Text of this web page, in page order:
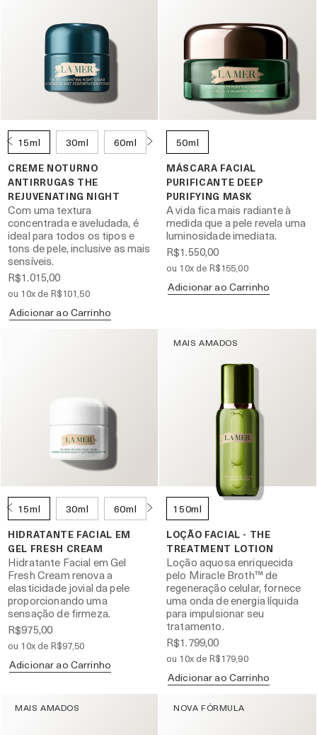
15ml 30ml 60ml
CREME NOTURNO
ANTIRRUGAS THE
REJUVENATING NIGHT
Com uma textura
concentrada e aveludada, é
ideal para todos os tipos e
tons de pele, inclusive as mais
sensíveis.
R$1.015,00
ou 10x de R$101,50
Adicionar ao Carrinho
50ml
MÁSCARA FACIAL
PURIFICANTE DEEP
PURIFYING MASK
A vida fica mais radiante à
medida que a pele revela uma
luminosidade imediata.
R$1.550,00
ou 10x de R$155,00
Adicionar ao Carrinho
15ml 30ml 60ml
HIDRATANTE FACIAL EM
GEL FRESH CREAM
Hidratante Facial em Gel
Fresh Cream renova a
elasticidade jovial da pele
proporcionando uma
sensação de firmeza.
R$975,00
ou 10x de R$97,50
Adicionar ao Carrinho
MAIS AMADOS
150ml
LOÇÃO FACIAL - THE
TREATMENT LOTION
Loção aquosa enriquecida
pelo Miracle Broth™ de
regeneração celular, fornece
uma onda de energia líquida
para impulsionar seu
tratamento.
R$1.799,00
ou 10x de R$179,90
Adicionar ao Carrinho
MAIS AMADOS NOVA FÓRMULA